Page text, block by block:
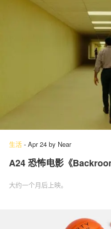
生活 - Apr 24 by Near
A24 恐怖电影《
大约一个月后上映。